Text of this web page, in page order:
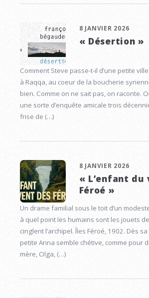
8 JANVIER 2026
« Désertion »
Comment Steve passe-t-il d’une petite
à Raqqa, au coeur de la boucherie
bien. Comme on ne sait pas, on raconte.
une sorte d’enquête amicale trois
frise de (…)
8 JANVIER 2026
« L’enfant du
Féroé »
Un drame familial sous le toit d’un
à quel point les humains sont les jouets
cinglent l’archipel. Îles Féroé, 1902. Dès
petite Anna semble chétive, comme pour
mère, Olga, (…)